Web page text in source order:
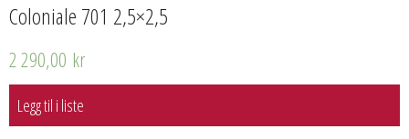
Coloniale 701 2,5×2,5
2 290,00 kr
Legg til i liste